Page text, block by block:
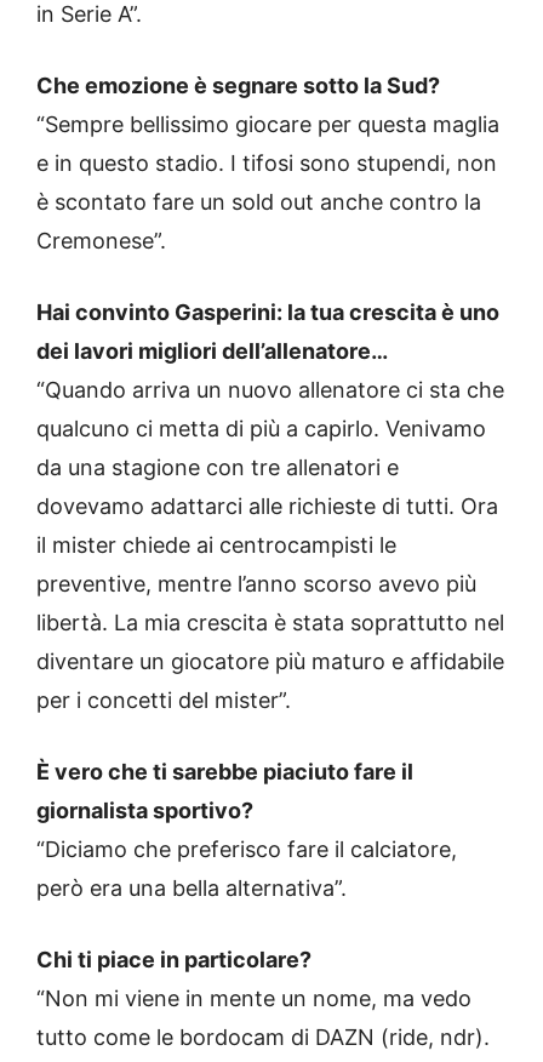
in Serie A”.
Che emozione è segnare sotto la Sud?
“Sempre bellissimo giocare per questa maglia
e in questo stadio. I tifosi sono stupendi, non
è scontato fare un sold out anche contro la
Cremonese”.
Hai convinto Gasperini: la tua crescita è uno
dei lavori migliori dell’allenatore…
“Quando arriva un nuovo allenatore ci sta che
qualcuno ci metta di più a capirlo. Venivamo
da una stagione con tre allenatori e
dovevamo adattarci alle richieste di tutti. Ora
il mister chiede ai centrocampisti le
preventive, mentre l’anno scorso avevo più
libertà. La mia crescita è stata soprattutto nel
diventare un giocatore più maturo e affidabile
per i concetti del mister”.
È vero che ti sarebbe piaciuto fare il
giornalista sportivo?
“Diciamo che preferisco fare il calciatore,
però era una bella alternativa”.
Chi ti piace in particolare?
“Non mi viene in mente un nome, ma vedo
tutto come le bordocam di DAZN (ride, ndr).